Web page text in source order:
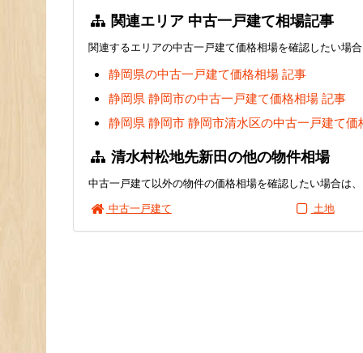
関連エリア 中古一戸建て相場記事
関連するエリアの中古一戸建て価格相場を確認したい場
静岡県の中古一戸建て価格相場 記事
静岡県 静岡市の中古一戸建て価格相場 記事
静岡県 静岡市 静岡市清水区の中古一戸建て価
清水村松地先新田の他の物件相場
中古一戸建て以外の物件の価格相場を確認したい場合は
中古一戸建て
土地